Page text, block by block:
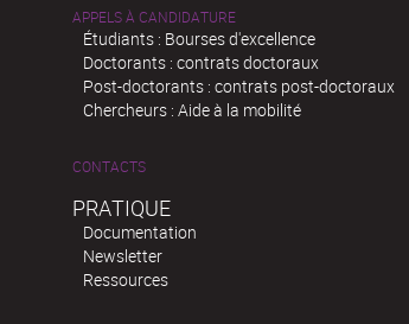
APPELS À CANDIDATURE
Étudiants : Bourses d'excellence
Doctorants : contrats doctoraux
Post-doctorants : contrats post-doctoraux
Chercheurs : Aide à la mobilité
CONTACTS
PRATIQUE
Documentation
Newsletter
Ressources